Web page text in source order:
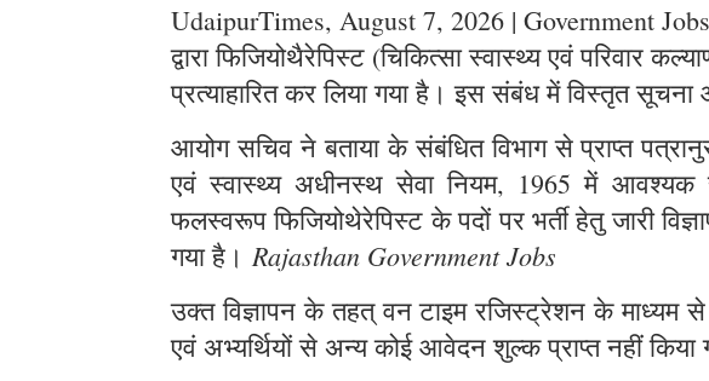
UdaipurTimes, August 7, 2026 | Government
द्वारा फिजियोथैरेपिस्ट (चिकित्सा स्वास्थ्य एवं परिवार
प्रत्याहारित कर लिया गया है। इस संबंध में विस्तृत
आयोग सचिव ने बताया के संबंधित विभाग से प्राप्त
एवं स्वास्थ्य अधीनस्थ सेवा नियम, 1965 में आवश्यक
फलस्वरूप फिजियोथेरेपिस्ट के पदों पर भर्ती हेतु जारी
गया है। Rajasthan Government Jobs
उक्त विज्ञापन के तहत् वन टाइम रजिस्ट्रेशन के
एवं अभ्यर्थियों से अन्य कोई आवेदन शुल्क प्राप्त नहीं किया